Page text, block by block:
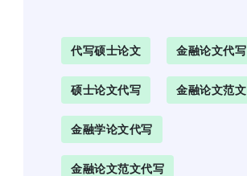
代写硕士论文 金融论文代写
硕士论文代写 金融论文范文
金融学论文代写
金融论文范文代写